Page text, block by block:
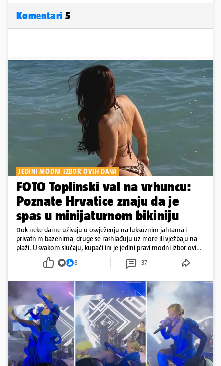
Komentari 5
JEDINI MODNI IZBOR OVIH DANA
FOTO Toplinski val na vrhuncu:
Poznate Hrvatice znaju da je
spas u minijaturnom bikiniju
Dok neke dame uživaju u osvježenju na luksuznim jahtama i
privatnim bazenima, druge se rashlađuju uz more ili vježbaju na
plaži. U svakom slučaju, kupaći im je jedini pravi modni izbor ovih
8 37